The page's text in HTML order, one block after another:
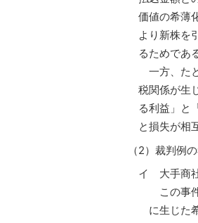
価値の希薄
より新株を
るためであ
一方、た
税関係が生
る利益」と
と損失が相
（2）裁判例
イ 大手商
この事
に生じた